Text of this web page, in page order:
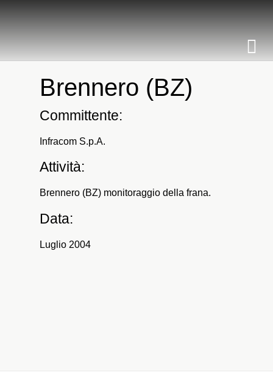
Brennero (BZ)
Committente:
Infracom S.p.A.
Attività:
Brennero (BZ) monitoraggio della frana.
Data:
Luglio 2004